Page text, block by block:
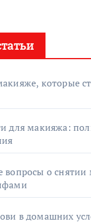
которые
для макияжа:
вопросы о
в домашних